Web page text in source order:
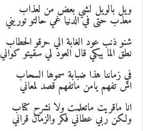
ويل بالويل لشي بعض من لعذاب
معذب حتى في الدنيا غي حالتو توريني
شنو ذنب عود الغابة الي حرقو الحطاب
نطق الما يبكي قال العود لي سقيتو كواني
في زماننا هذا ضبابة سموها السحاب
اش تفهم يامن ماتفهم قصد لمعاني
انا ماقريت ماتعلمت ولا نشرح كتاب
ولكن ربي عطاني فكر والزمان قراني